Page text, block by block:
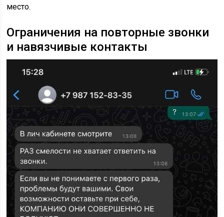
место.
Ограничения на повторные звонки
и навязчивые контакты